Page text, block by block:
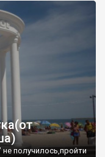
получилось,пройти